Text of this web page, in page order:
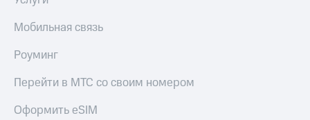
Мобильная связь
Роуминг
Перейти в МТС со своим номером
Оформить eSIM